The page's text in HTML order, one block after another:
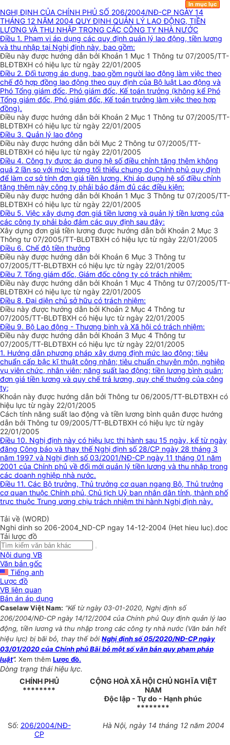
In mục lục
NGHỊ ĐỊNH CỦA CHÍNH PHỦ SỐ 206/2004/NĐ-CP NGÀY 14
THÁNG 12 NĂM 2004 QUY ĐỊNH QUẢN LÝ LAO ĐỘNG, TIỀN
LƯƠNG VÀ THU NHẬP TRONG CÁC CÔNG TY NHÀ NƯỚC
Điều 1. Phạm vi áp dụng các quy định quản lý lao động, tiền lương
và thu nhập tại Nghị định này, bao gồm:
Điều này được hướng dẫn bởi Khoản 1 Mục 1 Thông tư 07/2005/TT-
BLĐTBXH có hiệu lực từ ngày 22/01/2005
Điều 2. Đối tượng áp dụng, bao gồm người lao động làm việc theo
chế độ hợp đồng lao động theo quy định của Bộ luật Lao động và
Phó Tổng giám đốc, Phó giám đốc, Kế toán trưởng (không kể Phó
Tổng giám đốc, Phó giám đốc, Kế toán trưởng làm việc theo hợp
đồng).
Điều này được hướng dẫn bởi Khoản 2 Mục 1 Thông tư 07/2005/TT-
BLĐTBXH có hiệu lực từ ngày 22/01/2005
Điều 3. Quản lý lao động
Điều này được hướng dẫn bởi Mục 2 Thông tư 07/2005/TT-
BLĐTBXH có hiệu lực từ ngày 22/01/2005
Điều 4. Công ty được áp dụng hệ số điều chỉnh tăng thêm không
quá 2 lần so với mức lương tối thiểu chung do Chính phủ quy định
để làm cơ sở tính đơn giá tiền lương. Khi áp dụng hệ số điều chỉnh
tăng thêm này công ty phải bảo đảm đủ các điều kiện:
Điều này được hướng dẫn bởi Khoản 1 Mục 3 Thông tư 07/2005/TT-
BLĐTBXH có hiệu lực từ ngày 22/01/2005
Điều 5. Việc xây dựng đơn giá tiền lương và quản lý tiền lương của
các công ty phải bảo đảm các quy định sau đây:
Xây dựng đơn giá tiền lương được hướng dẫn bởi Khoản 2 Mục 3
Thông tư 07/2005/TT-BLĐTBXH có hiệu lực từ ngày 22/01/2005
Điều 6. Chế độ tiền thưởng
Điều này được hướng dẫn bởi Khoản 6 Mục 3 Thông tư
07/2005/TT-BLĐTBXH có hiệu lực từ ngày 22/01/2005
Điều 7. Tổng giám đốc, Giám đốc công ty có trách nhiệm:
Điều này được hướng dẫn bởi Khoản 1 Mục 4 Thông tư 07/2005/TT-
BLĐTBXH có hiệu lực từ ngày 22/01/2005
Điều 8. Đại diện chủ sở hữu có trách nhiệm:
Điều này được hướng dẫn bởi Khoản 2 Mục 4 Thông tư
07/2005/TT-BLĐTBXH có hiệu lực từ ngày 22/01/2005
Điều 9. Bộ Lao động - Thương binh và Xã hội có trách nhiệm:
Điều này được hướng dẫn bởi Khoản 3 Mục 4 Thông tư
07/2005/TT-BLĐTBXH có hiệu lực từ ngày 22/01/2005
1. Hướng dẫn phương pháp xây dựng định mức lao động; tiêu
chuẩn cấp bậc kĩ thuật công nhân; tiêu chuẩn chuyên môn, nghiệp
vụ viên chức, nhân viên; năng suất lao động; tiền lương bình quân;
đơn giá tiền lương và quy chế trả lương, quy chế thưởng của công
ty;
Khoản này được hướng dẫn bởi Thông tư 06/2005/TT-BLĐTBXH có
hiệu lực từ ngày 22/01/2005
Cách tính năng suất lao động và tiền lương bình quân được hướng
dẫn bởi Thông tư 09/2005/TT-BLĐTBXH có hiệu lực từ ngày
22/01/2005
Điều 10. Nghị định này có hiệu lực thi hành sau 15 ngày, kể từ ngày
đăng Công báo và thay thế Nghị định số 28/CP ngày 28 tháng 3
năm 1997 và Nghị định số 03/2001/NĐ-CP ngày 11 tháng 01 năm
2001 của Chính phủ về đổi mới quản lý tiền lương và thu nhập trong
các doanh nghiệp nhà nước.
Điều 11. Các Bộ trưởng, Thủ trưởng cơ quan ngang Bộ, Thủ trưởng
cơ quan thuộc Chính phủ, Chủ tịch Uỷ ban nhân dân tỉnh, thành phố
trực thuộc Trung ương chịu trách nhiệm thi hành Nghị định này.
Tải về (WORD)
Nghi dinh so 206-2004_ND-CP ngay 14-12-2004 (Het hieu luc).doc
Tải lược đồ
Nội dung VB
Văn bản gốc
Tiếng anh
Lược đồ
VB liên quan
Bản án áp dụng
Caselaw Việt Nam: “Kể từ ngày 03-01-2020, Nghị định số
206/2004/NĐ-CP ngày 14/12/2004 của Chính phủ Quy định quản lý lao
động, tiền lương và thu nhập trong các công ty nhà nước (Văn bản hết
hiệu lực) bị bãi bỏ, thay thế bởi Nghị định số 05/2020/NĐ-CP ngày
03/01/2020 của Chính phủ Bãi bỏ một số văn bản quy phạm pháp
luật”. Xem thêm Lược đồ.
Dòng trạng thái hiệu lực.
CHÍNH PHỦ
********
CỘNG HOÀ XÃ HỘI CHỦ NGHĨA VIỆT
NAM
Độc lập - Tự do - Hạnh phúc
********
Số: 206/2004/NĐ-
CP
Hà Nội, ngày 14 tháng 12 năm 2004